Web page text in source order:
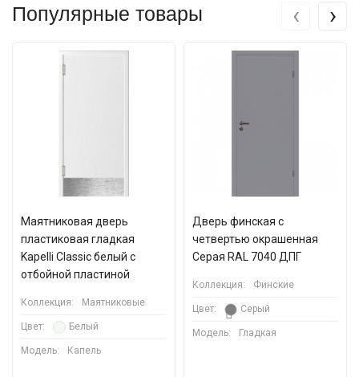
Популярные товары
Маятниковая дверь
пластиковая гладкая
Kapelli Classic белый с
отбойной пластиной
Коллекция: Маятниковые
Цвет: Белый
Модель: Капель
Дверь финская с
четвертью окрашенная
Серая RAL 7040 ДПГ
Коллекция: Финские
Цвет: Серый
Модель: Гладкая
‹ ›